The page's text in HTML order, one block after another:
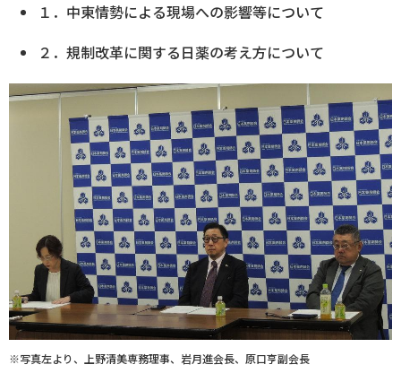
薬剤師を目指す方へ
入会のご案内
ログイン
１．中東情勢による現場への影響等について
２．規制改革に関する日薬の考え方について
※写真左より、上野清美専務理事、岩月進会長、原口亨副会長